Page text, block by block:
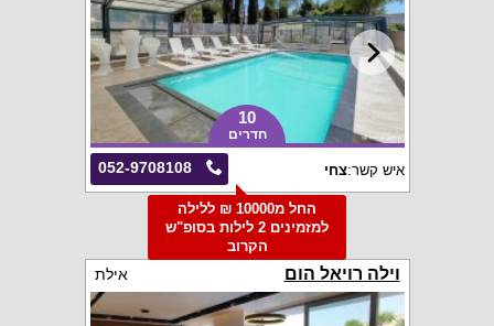
10
חדרים
052-9708108 איש קשר:צחי
החל מ10000 ₪ ללילה
למזמינים 2 לילות בסופ"ש
הקרוב
וילה רויאל הום אילת